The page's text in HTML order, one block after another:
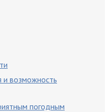
и возможность
погодным